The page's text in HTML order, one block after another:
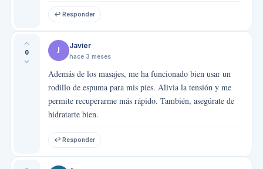
↩ Responder
0 J Javier
hace 3 meses
Además de los masajes, me ha funcionado bien usar un
rodillo de espuma para mis pies. Alivia la tensión y me
permite recuperarme más rápido. También, asegúrate de
hidratarte bien.
↩ Responder